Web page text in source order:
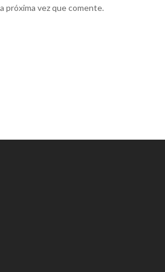
próxima vez que comente.